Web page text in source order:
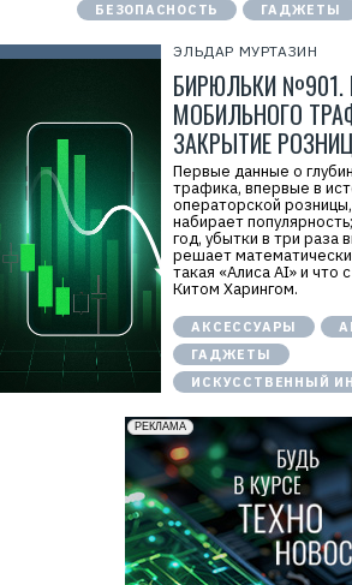
БЕЗОПАСНОСТЬ
ГАДЖЕТЫ
ЭЛЬДАР МУРТАЗИН
БИРЮЛЬКИ №901.
МОБИЛЬНОГО
ЗАКРЫТИЕ
Первые данные о
трафика, впервые в
операторской
набирает
год, убытки в три раза
решает
такая «Алиса AI» и что
Китом Харингом.
АКСЕССУАРЫ
ГАДЖЕТЫ
ИСКУССТВЕННЫЙ